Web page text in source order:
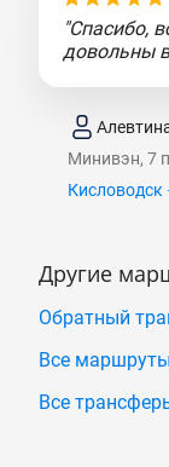
"Спасибо,
довольны
Минивэн, 7
Другие
Обратный
Все
Все